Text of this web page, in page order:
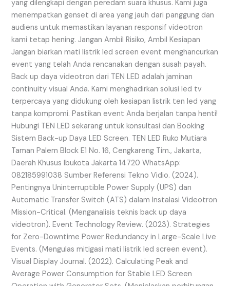
yang dilengkapi dengan peredam suara khusus. Kami juga
menempatkan genset di area yang jauh dari panggung dan
audiens untuk memastikan layanan responsif videotron
kami tetap hening. Jangan Ambil Risiko, Ambil Kesiapan
Jangan biarkan mati listrik led screen event menghancurkan
event yang telah Anda rencanakan dengan susah payah.
Back up daya videotron dari TEN LED adalah jaminan
continuity visual Anda. Kami menghadirkan solusi led tv
terpercaya yang didukung oleh kesiapan listrik ten led yang
tanpa kompromi. Pastikan event Anda berjalan tanpa henti!
Hubungi TEN LED sekarang untuk konsultasi dan Booking
Sistem Back-up Daya LED Screen. TEN LED Ruko Mutiara
Taman Palem Block E1 No. 16, Cengkareng Tim., Jakarta,
Daerah Khusus Ibukota Jakarta 14720 WhatsApp:
082185991038 Sumber Referensi Tekno Vidio. (2024).
Pentingnya Uninterruptible Power Supply (UPS) dan
Automatic Transfer Switch (ATS) dalam Instalasi Videotron
Mission-Critical. (Menganalisis teknis back up daya
videotron). Event Technology Review. (2023). Strategies
for Zero-Downtime Power Redundancy in Large-Scale Live
Events. (Mengulas mitigasi mati listrik led screen event).
Visual Display Journal. (2022). Calculating Peak and
Average Power Consumption for Stable LED Screen